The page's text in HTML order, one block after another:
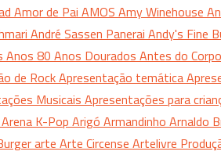
Amor de Pai AMOS Amy Winehouse
André Sassen Panerai Andy's Fine
Anos 80 Anos Dourados Antes do Corpo
de RockApresentação temática
Musicais Apresentações para
Arena K-Pop Arigó Armandinho Arnaldo
arte Arte Circense Artelivre